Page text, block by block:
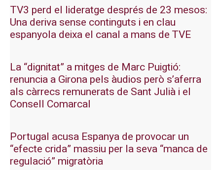
TV3 perd el lideratge després de 23 mesos:
Una deriva sense continguts i en clau
espanyola deixa el canal a mans de TVE
La “dignitat” a mitges de Marc Puigtió:
renuncia a Girona pels àudios però s’aferra
als càrrecs remunerats de Sant Julià i el
Consell Comarcal
Portugal acusa Espanya de provocar un
“efecte crida” massiu per la seva “manca de
regulació” migratòria